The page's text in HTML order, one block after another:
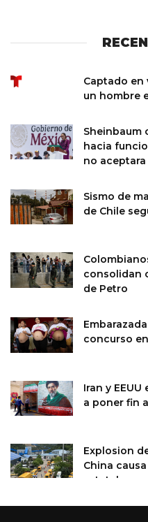
Captado en
un hombre
Sheinbaum
hacia
no
Sismo de
de Chile
consolidan
de Petro
concurso
Iran y
a poner fin
Explosion
China
estatal